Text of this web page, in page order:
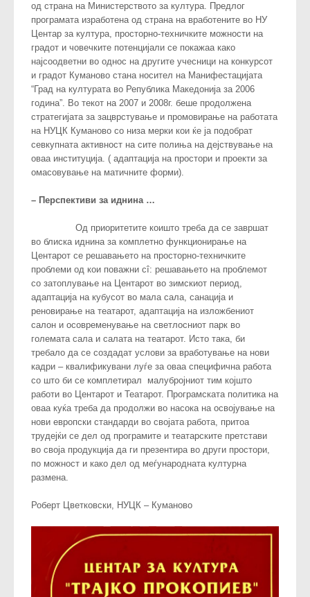
од страна на Министерството за култура. Предлог
програмата изработена од страна на вработените во НУ
Центар за култура, просторно-техничките можности на
градот и човечките потенцијали се покажаа како
најсоодветни во однос на другите учесници на конкурсот
и градот Куманово стана носител на Манифестацијата
“Град на културата во Република Македонија за 2006
година”. Во текот на 2007 и 2008г. беше продолжена
стратегијата за зацврстување и промовирање на работата
на НУЦК Куманово со низа мерки кои ќе ја подобрат
севкупната активност на сите полиња на дејствување на
оваа институција. ( адаптација на простори и проекти за
омасовување на матичните форми).
– Перспективи за иднина …
Од приоритетите коишто треба да се завршат
во блиска иднина за комплетно функционирање на
Центарот се решавањето на просторно-техничките
проблеми од кои поважни сî: решавањето на проблемот
со затоплување на Центарот во зимскиот период,
адаптација на кубусот во мала сала, санација и
реновирање на театарот, адаптација на изложбениот
салон и осовременување на светлосниот парк во
големата сала и салата на театарот. Исто така, би
требало да се создадат услови за вработување на нови
кадри – квалификувани луѓе за оваа специфична работа
со што би се комплетирал малубројниот тим којшто
работи во Центарот и Театарот. Програмската политика на
оваа куќа треба да продолжи во насока на освојување на
нови европски стандарди во својата работа, притоа
трудејќи се дел од програмите и театарските претстави
во своја продукција да ги презентира во други простори,
по можност и како дел од меѓународната културна
размена.
Роберт Цветковски, НУЦК – Куманово